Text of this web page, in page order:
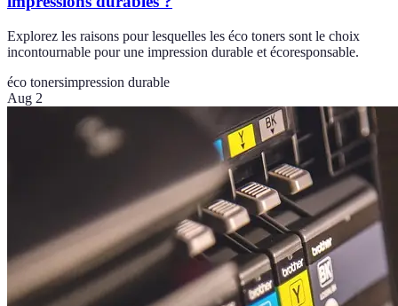
Explorez les raisons pour lesquelles les éco toners sont le choix
incontournable pour une impression durable et écoresponsable.
éco tonersimpression durable
Aug 2